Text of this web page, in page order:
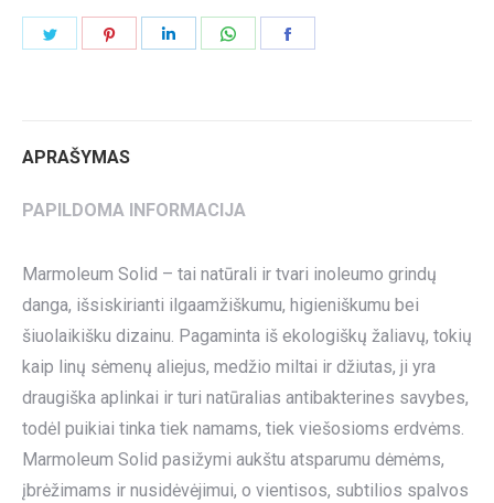
APRAŠYMAS
PAPILDOMA INFORMACIJA
Marmoleum Solid – tai natūrali ir tvari inoleumo grindų
danga, išsiskirianti ilgaamžiškumu, higieniškumu bei
šiuolaikišku dizainu. Pagaminta iš ekologiškų žaliavų, tokių
kaip linų sėmenų aliejus, medžio miltai ir džiutas, ji yra
draugiška aplinkai ir turi natūralias antibakterines savybes,
todėl puikiai tinka tiek namams, tiek viešosioms erdvėms.
Marmoleum Solid pasižymi aukštu atsparumu dėmėms,
įbrėžimams ir nusidėvėjimui, o vientisos, subtilios spalvos